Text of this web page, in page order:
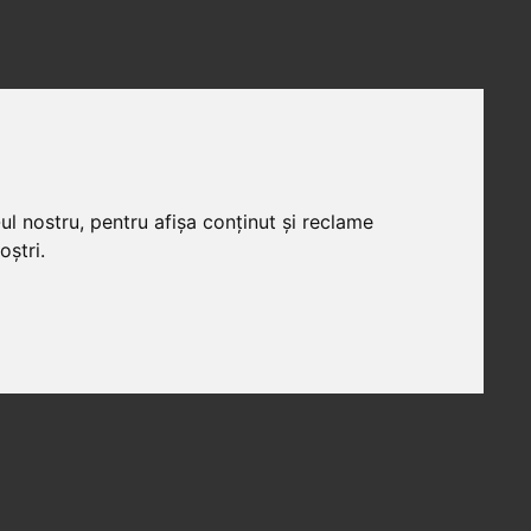
nostru, pentru afișa conținut și reclame